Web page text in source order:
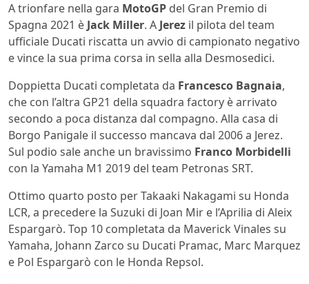
A trionfare nella gara MotoGP del Gran Premio di
Spagna 2021 è Jack Miller. A Jerez il pilota del team
ufficiale Ducati riscatta un avvio di campionato negativo
e vince la sua prima corsa in sella alla Desmosedici.
Doppietta Ducati completata da Francesco Bagnaia,
che con l’altra GP21 della squadra factory è arrivato
secondo a poca distanza dal compagno. Alla casa di
Borgo Panigale il successo mancava dal 2006 a Jerez.
Sul podio sale anche un bravissimo Franco Morbidelli
con la Yamaha M1 2019 del team Petronas SRT.
Ottimo quarto posto per Takaaki Nakagami su Honda
LCR, a precedere la Suzuki di Joan Mir e l’Aprilia di Aleix
Espargarò. Top 10 completata da Maverick Vinales su
Yamaha, Johann Zarco su Ducati Pramac, Marc Marquez
e Pol Espargarò con le Honda Repsol.